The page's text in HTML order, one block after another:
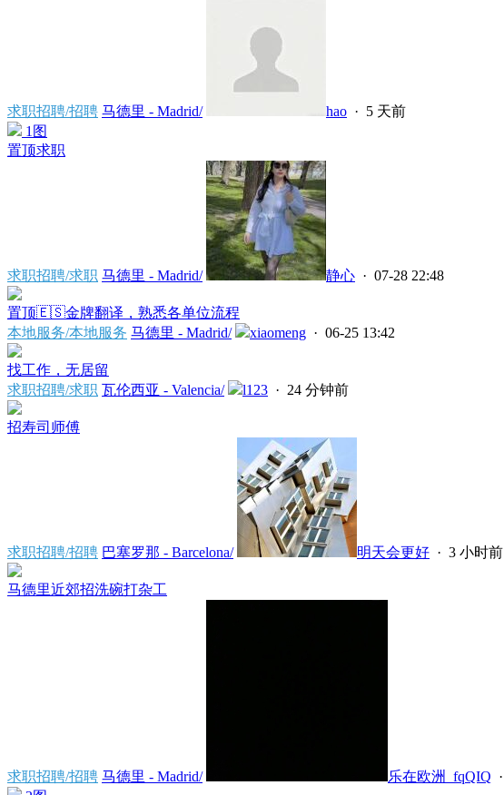
求职招聘/招聘 马德里 - Madrid/ hao · 5 天前
1图
置顶求职
求职招聘/求职 马德里 - Madrid/ 静心 · 07-28 22:48
置顶🇪🇸金牌翻译，熟悉各单位流程
本地服务/本地服务 马德里 - Madrid/ xiaomeng · 06-25 13:42
找工作，无居留
求职招聘/求职 瓦伦西亚 - Valencia/ l123 · 24 分钟前
招寿司师傅
求职招聘/招聘 巴塞罗那 - Barcelona/ 明天会更好 · 3 小时前
马德里近郊招洗碗打杂工
求职招聘/招聘 马德里 - Madrid/ 乐在欧洲_fqQIQ ·